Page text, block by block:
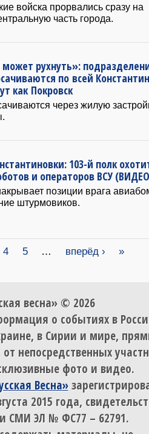
войска прорвались сразу на
часть города.
рухнуть»:
по всей
как Покровск
через жилую
103-й полк
и операторов ВСУ
позиции врага
штурмовиков.
4 5 … вперёд › »
весна» © 2026
о событиях в
в Сирии и мире,
непосредственных
фото и видео.
Весна»
2015 года,
СМИ ЭЛ № ФС77 – 62791.